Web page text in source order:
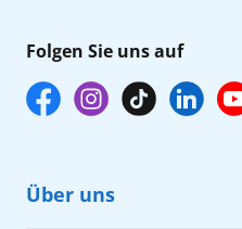
Folgen Sie uns auf
Über uns